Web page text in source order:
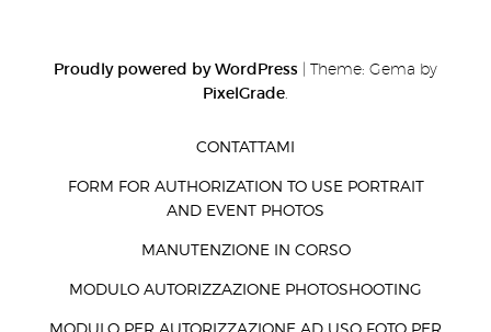
Proudly powered by WordPress Theme: Gema by
PixelGrade
CONTATTAMI
FORM FOR AUTHORIZATION TO USE PORTRAIT
AND EVENT PHOTOS
MANUTENZIONE IN CORSO
MODULO AUTORIZZAZIONE PHOTOSHOOTING
MODULO PER AUTORIZZAZIONE AD USO FOTO PER